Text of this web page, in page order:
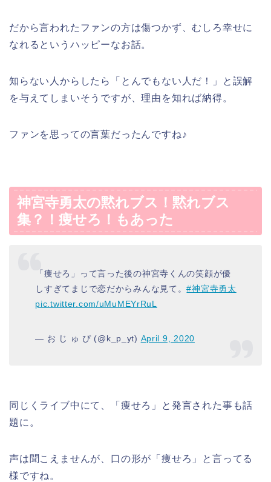
だから言われたファンの方は傷つかず、むしろ幸せに
なれるというハッピーなお話。
知らない人からしたら「とんでもない人だ！」と誤解
を与えてしまいそうですが、理由を知れば納得。
ファンを思っての言葉だったんですね♪
神宮寺勇太の黙れブス！黙れブス
集？！痩せろ！もあった
「痩せろ」って言った後の神宮寺くんの笑顔が優
しすぎてまじで恋だからみんな見て。#神宮寺勇太
pic.twitter.com/uMuMEYrRuL
— お じ ゅ ぴ (@k_p_yt) April 9, 2020
同じくライブ中にて、「痩せろ」と発言された事も話
題に。
声は聞こえませんが、口の形が「痩せろ」と言ってる
様ですね。